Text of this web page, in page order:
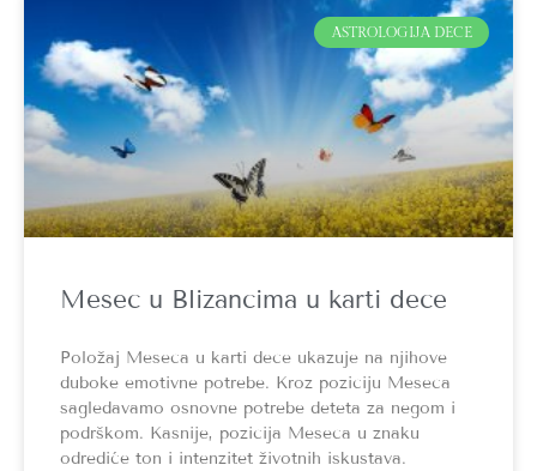
ASTROLOGIJA DECE
Mesec u Blizancima u karti dece
Položaj Meseca u karti dece ukazuje na njihove
duboke emotivne potrebe. Kroz poziciju Meseca
sagledavamo osnovne potrebe deteta za negom i
podrškom. Kasnije, pozicija Meseca u znaku
odrediće ton i intenzitet životnih iskustava.